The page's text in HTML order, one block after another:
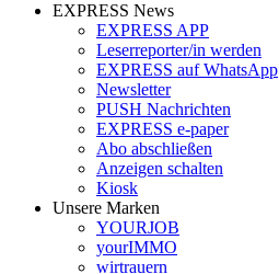
EXPRESS News
EXPRESS APP
Leserreporter/in werden
EXPRESS auf WhatsApp
Newsletter
PUSH Nachrichten
EXPRESS e-paper
Abo abschließen
Anzeigen schalten
Kiosk
Unsere Marken
YOURJOB
yourIMMO
wirtrauern